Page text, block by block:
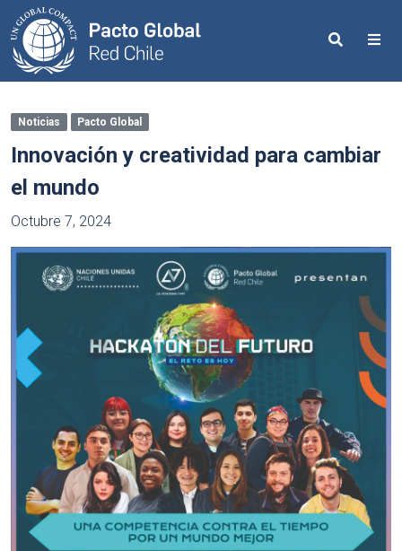
Search
Noticias Pacto Global
Innovación y creatividad para cambiar
el mundo
Octubre 7, 2024